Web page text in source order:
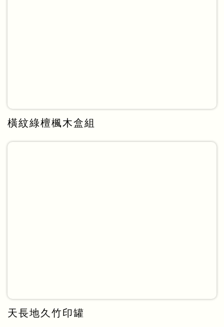
橫紋綠檀楓木盒組
天長地久竹印罐